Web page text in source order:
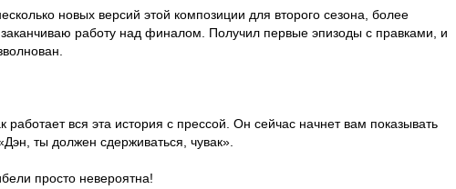
новых версий этой композиции для второго сезона, более
работу над финалом. Получил первые эпизоды с правками, и
работает вся эта история с прессой. Он сейчас начнет вам показывать
ты должен сдерживаться, чувак».
просто невероятна!